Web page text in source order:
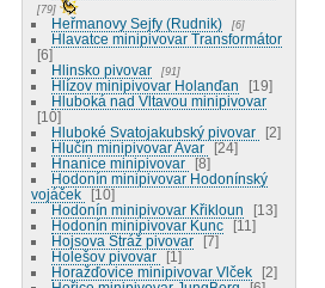
79
Heřmanovy Sejfy (Rudnik) 6
Hlavatce minipivovar Transformátor
6
Hlinsko pivovar
91
Hlízov minipivovar Holanďan
19
Hluboká nad Vltavou minipivovar
10
Hluboké Svatojakubský pivovar
2
Hlučín minipivovar Avar
24
Hnanice minipivovar
8
Hodonín minipivovar Hodonínský
vojáček
10
Hodonín minipivovar Křikloun
13
Hodonín minipivovar Kunc
11
Hojsova Stráž pivovar
7
Holešov pivovar
1
Horažďovice minipivovar Vlček
2